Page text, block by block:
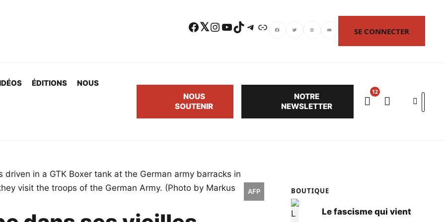
Facebook Twitter Instagram YouTube TikTok Telegram Lien SE CONNECTER
ÉDITIONS NOUS
NOUS
SOUTENIR
NOTRE
NEWSLETTER
AFP BOUTIQUE
Le fascisme qui vient